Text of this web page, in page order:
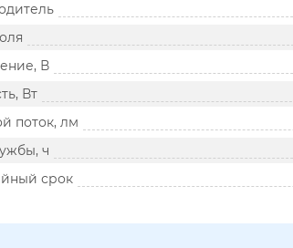
В
Вт
поток, лм
ч
срок